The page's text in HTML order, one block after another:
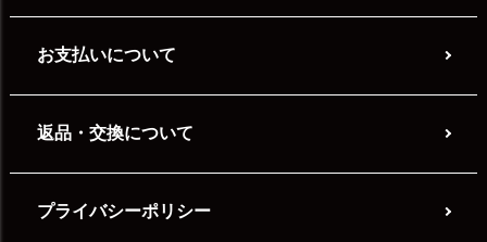
お支払いについて
返品・交換について
プライバシーポリシー